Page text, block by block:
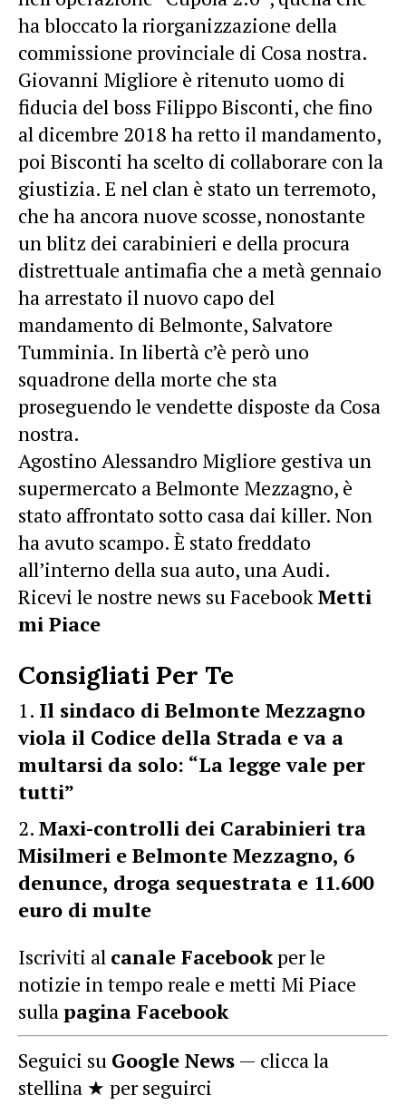
ha bloccato la riorganizzazione della
commissione provinciale di Cosa nostra.
Giovanni Migliore è ritenuto uomo di
fiducia del boss Filippo Bisconti, che fino
al dicembre 2018 ha retto il mandamento,
poi Bisconti ha scelto di collaborare con la
giustizia. E nel clan è stato un terremoto,
che ha ancora nuove scosse, nonostante
un blitz dei carabinieri e della procura
distrettuale antimafia che a metà gennaio
ha arrestato il nuovo capo del
mandamento di Belmonte, Salvatore
Tumminia. In libertà c’è però uno
squadrone della morte che sta
proseguendo le vendette disposte da Cosa
nostra.
Agostino Alessandro Migliore gestiva un
supermercato a Belmonte Mezzagno, è
stato affrontato sotto casa dai killer. Non
ha avuto scampo. È stato freddato
all’interno della sua auto, una Audi.
Ricevi le nostre news su FacebookMetti
mi Piace
Consigliati Per Te
Il sindaco di Belmonte Mezzagno
viola il Codice della Strada e va a
multarsi da solo: “La legge vale per
tutti”
Maxi-controlli dei Carabinieri tra
Misilmeri e Belmonte Mezzagno, 6
denunce, droga sequestrata e 11.600
euro di multe
Iscriviti al canale Facebookper le
notizie in tempo reale e metti Mi Piace
sullapagina Facebook
Seguici su Google News — clicca la
stellina ★ per seguirci